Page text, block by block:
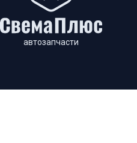
автозапчасти